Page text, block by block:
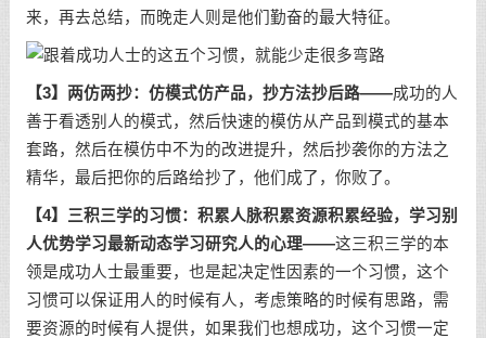
来，再去总结，而晚走人则是他们勤奋的最大特征。
【3】两仿两抄：仿模式仿产品，抄方法抄后路——成功的人
善于看透别人的模式，然后快速的模仿从产品到模式的基本
套路，然后在模仿中不为的改进提升，然后抄袭你的方法之
精华，最后把你的后路给抄了，他们成了，你败了。
【4】三积三学的习惯：积累人脉积累资源积累经验，学习别
人优势学习最新动态学习研究人的心理——这三积三学的本
领是成功人士最重要，也是起决定性因素的一个习惯，这个
习惯可以保证用人的时候有人，考虑策略的时候有思路，需
要资源的时候有人提供，如果我们也想成功，这个习惯一定